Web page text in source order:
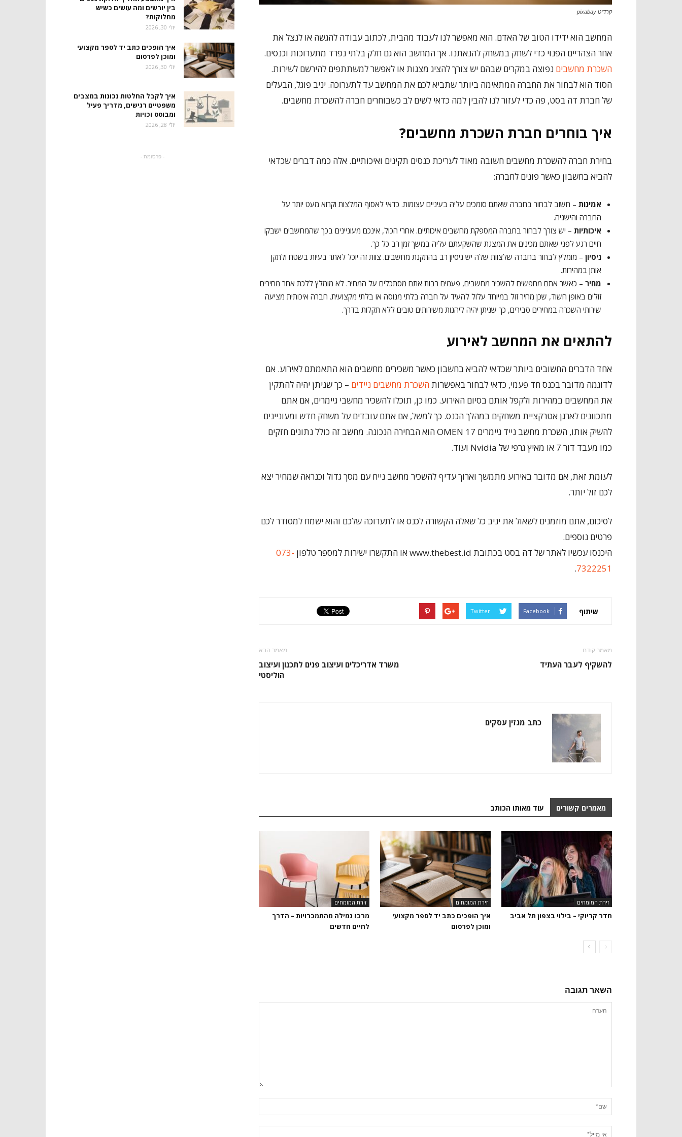
קרדיט pixabay
המחשב הוא ידידו הטוב של האדם. הוא מאפשר לנו לעבוד מהבית, לכתוב עבודה להגשה או לנצל את
אחר הצהריים הפנוי כדי לשחק במשחק להנאתנו. אך המחשב הוא גם חלק בלתי נפרד מתערוכות וכנסים.
השכרת מחשבים נפוצה במקרים שבהם יש צורך להציג מצגות או לאפשר למשתתפים להירשם לשירות.
הסוד הוא לבחור את החברה המתאימה ביותר שתביא לכם את המחשב עד לתערוכה. יניב פוגל, הבעלים
של חברת דה בסט, פה כדי לעזור לנו להבין למה כדאי לשים לב כשבוחרים חברה להשכרת מחשבים.
איך בוחרים חברת השכרת מחשבים?
בחירת חברה להשכרת מחשבים חשובה מאוד לעריכת כנסים תקינים ואיכותיים. אלה כמה דברים שכדאי
להביא בחשבון כאשר פונים לחברה:
אמינות – חשוב לבחור בחברה שאתם סומכים עליה בעיניים עצומות. כדאי לאסוף המלצות וקרוא מעט יותר על
החברה והישגיה.
איכותיות – יש צורך לבחור בחברה המספקת מחשבים איכותיים. אחרי הכול, אינכם מעוניינים בכך שהמחשבים ישבקו
חיים רגע לפני שאתם מכינים את המצגת שהשקעתם עליה במשך זמן רב כל כך.
ניסיון – מומלץ לבחור בחברה שלצוות שלה יש ניסיון רב בהתקנת מחשבים. צוות זה יוכל לאתר בעיות בשטח ולתקן
אותן במהירות.
מחיר – כאשר אתם מחפשים להשכיר מחשבים, פעמים רבות אתם מסתכלים על המחיר. לא מומלץ ללכת אחר מחירים
זולים באופן חשוד, שכן מחיר זול במיוחד עלול להעיד על חברה בלתי מנוסה או בלתי מקצועית. חברה איכותית מציעה
שירותי השכרה במחירים סבירים, כך שניתן יהיה ליהנות משירותים טובים ללא תקלות בדרך.
להתאים את המחשב לאירוע
אחד הדברים החשובים ביותר שכדאי להביא בחשבון כאשר משכירים מחשבים הוא התאמתם לאירוע. אם
לדוגמה מדובר בכנס חד פעמי, כדאי לבחור באפשרותהשכרת מחשבים ניידים – כך שניתן יהיה להתקין
את המחשבים במהירות ולקפל אותם בסיום האירוע. כמו כן, תוכלו להשכיר מחשבי גיימרים, אם אתם
מתכוונים לארגן אטרקציית משחקים במהלך הכנס. כך למשל, אם אתם עובדים על משחק חדש ומעוניינים
להשיק אותו, השכרת מחשב נייד גיימרים OMEN 17 הוא הבחירה הנכונה. מחשב זה כולל נתונים חזקים
כמו מעבד דור 7 או מאיץ גרפי של Nvidia ועוד.
לעומת זאת, אם מדובר באירוע מתמשך וארוך עדיף להשכיר מחשב נייח עם מסך גדול וכנראה שמחיר יצא
לכם זול יותר.
לסיכום, אתם מוזמנים לשאול את יניב כל שאלה הקשורה לכנס או לתערוכה שלכם והוא ישמח למסודר לכם
פרטים נוספים.
היכנסו עכשיו לאתר של דה בסט בכתובת www.thebest.id או התקשרו ישירות למספר טלפון
073-
7322251
.
שיתוף Facebook
Twitter
מאמר קודם
להשקיף לעבר העתיד
מאמר הבא
משרד אדריכלים ועיצוב פנים לתכנון ועיצוב
הוליסטי
כתב מגזין עסקים
מאמרים קשורים עוד מאותו הכותב
זירת המומחים
חדר קריוקי – בילוי בצפון תל אביב
זירת המומחים
איך הופכים כתב יד לספר מקצועי
ומוכן לפרסום
זירת המומחים
מרכז גמילה מהתמכרויות – הדרך
לחיים חדשים
השאר תגובה
בין יורשים ומה עושים כשיש
מחלוקות?
יולי 30, 2026
איך הופכים כתב יד לספר מקצועי
ומוכן לפרסום
יולי 30, 2026
איך לקבל החלטות נכונות במצבים
משפטיים רגישים, מדריך פעיל
ומבוסס זכויות
יולי 28, 2026
- פרסומת -